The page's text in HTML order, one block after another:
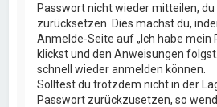
Passwort nicht wieder mitteilen, du
zurücksetzen. Dies machst du,
Anmelde-Seite auf „Ich habe mein
klickst und den Anweisungen
schnell wieder anmelden können.
Solltest du trotzdem nicht in der
Passwort zurückzusetzen, so